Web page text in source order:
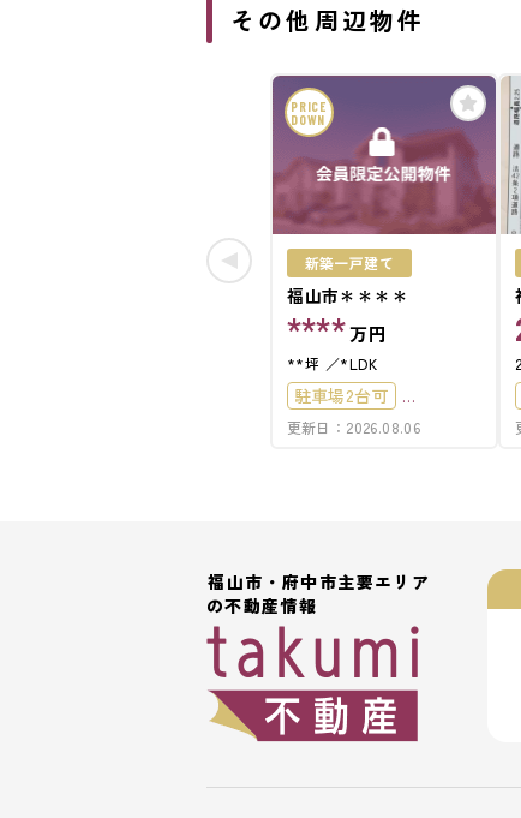
その他周辺物件
PRICE
DOWN
新築一戸建て
福山市＊＊＊＊
****万円
**坪 *LDK
駐車場2台可
50坪以上
4LDK以上
更新日：2026.08.06
3
福山市・府中市主要エリア
の不動産情報